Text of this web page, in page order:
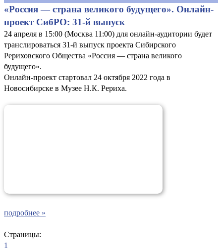
«Россия — страна великого будущего». Онлайн-
проект СибРО: 31-й выпуск
24 апреля в 15:00 (Москва 11:00) для онлайн-аудитории будет
транслироваться 31-й выпуск проекта Сибирского
Рериховского Общества «Россия — страна великого
будущего».
Онлайн-проект стартовал 24 октября 2022 года в
Новосибирске в Музее Н.К. Рериха.
подробнее »
Страницы:
1